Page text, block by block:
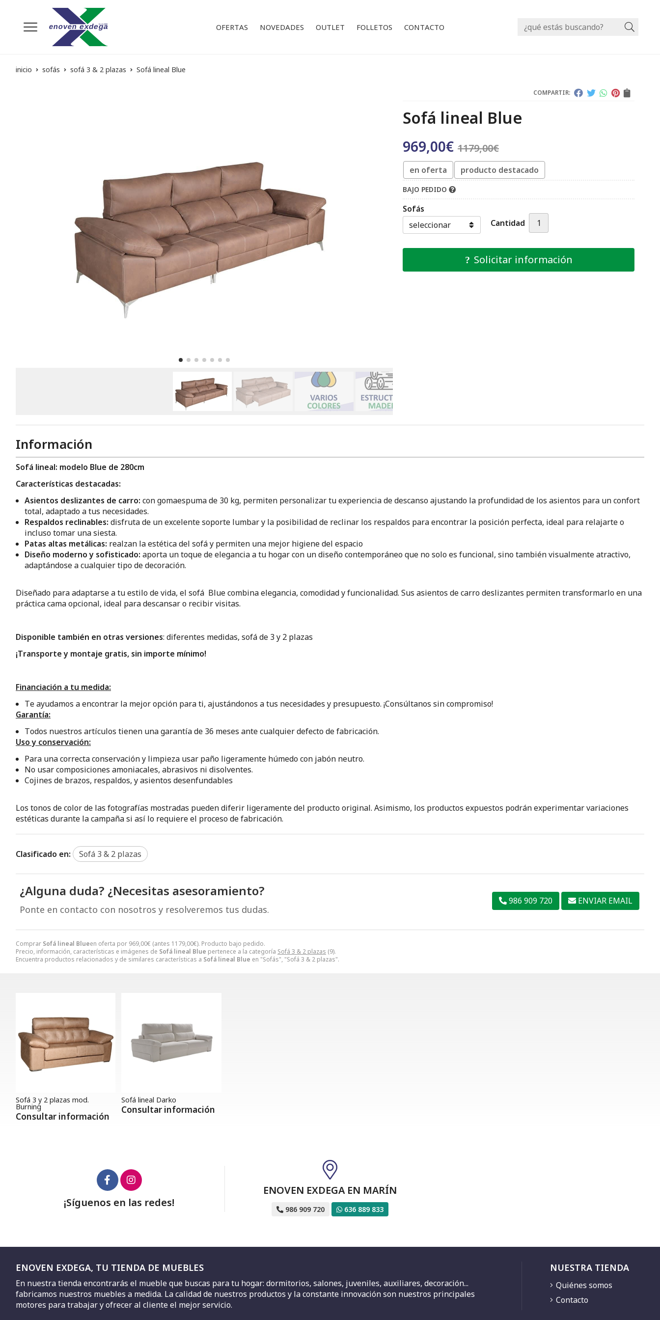
OFERTAS NOVEDADES OUTLET FOLLETOS CONTACTO
inicio sofás sofá 3 & 2 plazas Sofá lineal Blue
COMPARTIR:
Sofá lineal Blue
969,00€ 1179,00€
en oferta producto destacado
BAJO PEDIDO
Sofás
Cantidad
Solicitar información
Comprar Sofá lineal Blueen oferta por 969,00€ (antes 1179,00€). Producto bajo pedido.
Precio, información, características e imágenes de Sofá lineal Blue pertenece a la categoría Sofá 3 & 2 plazas (9).
Encuentra productos relacionados y de similares características a Sofá lineal Blue en "Sofás", "Sofá 3 & 2 plazas".
Información
Sofá lineal: modelo Blue de 280cm
Características destacadas:
Asientos deslizantes de carro: con gomaespuma de 30 kg, permiten personalizar tu experiencia de descanso ajustando la profundidad de los asientos para un confort
total, adaptado a tus necesidades.
Respaldos reclinables: disfruta de un excelente soporte lumbar y la posibilidad de reclinar los respaldos para encontrar la posición perfecta, ideal para relajarte o
incluso tomar una siesta.
Patas altas metálicas: realzan la estética del sofá y permiten una mejor higiene del espacio
Diseño moderno y sofisticado: aporta un toque de elegancia a tu hogar con un diseño contemporáneo que no solo es funcional, sino también visualmente atractivo,
adaptándose a cualquier tipo de decoración.
Diseñado para adaptarse a tu estilo de vida, el sofá Blue combina elegancia, comodidad y funcionalidad. Sus asientos de carro deslizantes permiten transformarlo en una
práctica cama opcional, ideal para descansar o recibir visitas.
Disponible también en otras versiones: diferentes medidas, sofá de 3 y 2 plazas
¡Transporte y montaje gratis, sin importe mínimo!
Financiación a tu medida:
Te ayudamos a encontrar la mejor opción para ti, ajustándonos a tus necesidades y presupuesto. ¡Consúltanos sin compromiso!
Garantía:
Todos nuestros artículos tienen una garantía de 36 meses ante cualquier defecto de fabricación.
Uso y conservación:
Para una correcta conservación y limpieza usar paño ligeramente húmedo con jabón neutro.
No usar composiciones amoniacales, abrasivos ni disolventes.
Cojines de brazos, respaldos, y asientos desenfundables
Los tonos de color de las fotografías mostradas pueden diferir ligeramente del producto original. Asimismo, los productos expuestos podrán experimentar variaciones
estéticas durante la campaña si así lo requiere el proceso de fabricación.
Clasificado en: Sofá 3 & 2 plazas
¿Alguna duda? ¿Necesitas asesoramiento?
Ponte en contacto con nosotros y resolveremos tus dudas.
986 909 720 ENVIAR EMAIL
Sofá 3 y 2 plazas mod.
Burning
Consultar información
Sofá lineal Darko
Consultar información
¡Síguenos en las redes!
ENOVEN EXDEGA EN MARÍN
986 909 720 636 889 833
ENOVEN EXDEGA, TU TIENDA DE MUEBLES
En nuestra tienda encontrarás el mueble que buscas para tu hogar: dormitorios, salones, juveniles, auxiliares, decoración...
fabricamos nuestros muebles a medida. La calidad de nuestros productos y la constante innovación son nuestros principales
motores para trabajar y ofrecer al cliente el mejor servicio.
NUESTRA TIENDA
Quiénes somos
Contacto